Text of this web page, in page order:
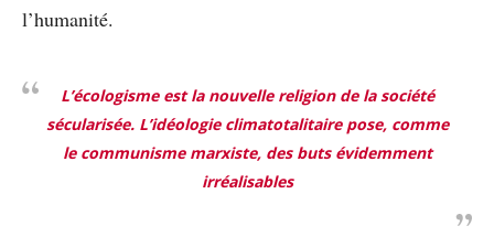
l’humanité.
L’écologisme est la nouvelle religion de la société
sécularisée. L’idéologie climatotalitaire pose, comme
le communisme marxiste, des buts évidemment
irréalisables